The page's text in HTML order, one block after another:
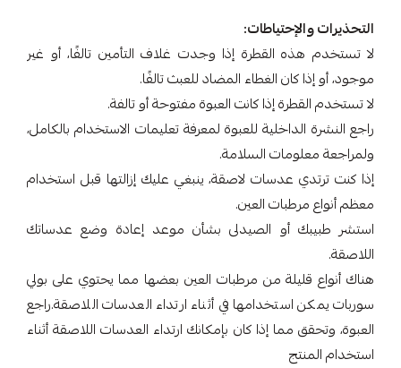
التحذيرات والإحتياطات:
لا تستخدم هذه القطرة إذا وجدت غلاف التأمين تالفًا، أو غير
موجود، أو إذا كان الغطاء المضاد للعبث تالفًا.
لا تستخدم القطرة إذا كانت العبوة مفتوحة أو تالفة.
راجع النشرة الداخلية للعبوة لمعرفة تعليمات الاستخدام بالكامل،
ولمراجعة معلومات السلامة.
إذا كنت ترتدي عدسات لاصقة، ينبغي عليك إزالتها قبل استخدام
معظم أنواع مرطبات العين.
استشر طبيبك أو الصيدلى بشأن موعد إعادة وضع عدساتك
اللاصقة.
هناك أنواع قليلة من مرطبات العين بعضها مما يحتوي على بولي
سوربات يمكن استخدامها في أثناء ارتداء العدسات اللاصقة.راجع
العبوة، وتحقق مما إذا كان بإمكانك ارتداء العدسات اللاصقة أثناء
استخدام المنتج